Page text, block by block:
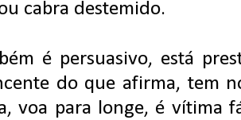
cabra destemido.
é persuasivo, está
do que afirma, tem
voa para longe, é vítima